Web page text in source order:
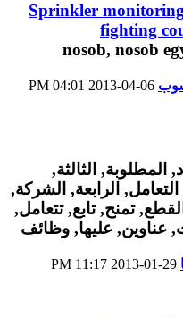
Sprinkler
fighting
04:01 PM
11:17 PM